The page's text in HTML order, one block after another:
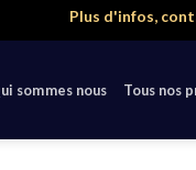
Plus d'infos,
sommes nous Tous nos